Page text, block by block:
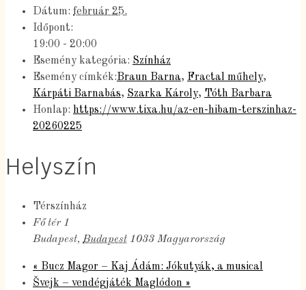
Dátum: február 25.
Időpont:
19:00 - 20:00
Esemény kategória: Színház
Esemény címkék:Braun Barna, Fractal műhely,
Kárpáti Barnabás, Szarka Károly, Tóth Barbara
Honlap: https://www.tixa.hu/az-en-hibam-terszinhaz-
20260225
Helyszín
Térszínház
Fő tér 1
Budapest, Budapest 1033 Magyarország
« Bucz Magor – Kaj Ádám: Jókutyák, a musical
Švejk – vendégjáték Maglódon »